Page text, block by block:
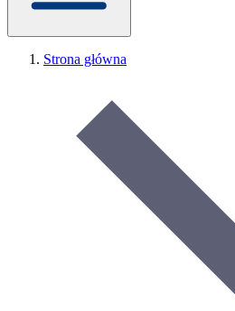
Strona główna